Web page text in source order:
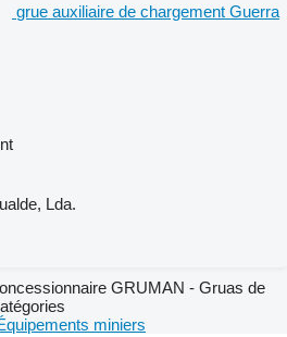
grue auxiliaire de chargement Guerra
Lda.
GRUMAN - Gruas de
miniers